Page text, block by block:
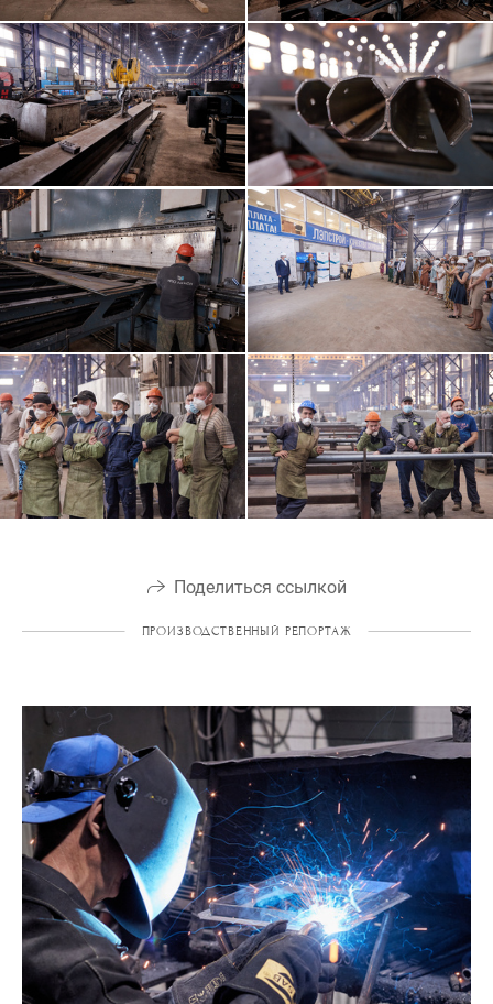
Поделиться ссылкой
ПРОИЗВОДСТВЕННЫЙ РЕПОРТАЖ